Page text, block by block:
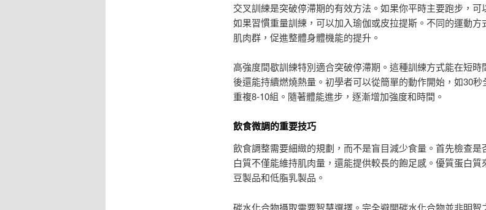
交叉訓練是突破停滯期的有效方法。如果你平時主要跑步，可
如果習慣重量訓練，可以加入瑜伽或皮拉提斯。不同的運動方
肌肉群，促進整體身體機能的提升。
高強度間歇訓練特別適合突破停滯期。這種訓練方式能在短時
後還能持續燃燒熱量。初學者可以從簡單的動作開始，如30秒
重複8-10組。隨著體能進步，逐漸增加強度和時間。
飲食微調的重要技巧
飲食調整需要細緻的規劃，而不是盲目減少食量。首先檢查
白質不僅能維持肌肉量，還能提供較長的飽足感。優質蛋白質
豆製品和低脂乳製品。
碳水化合物攝取需要智慧選擇。完全避開碳水化合物並非明智